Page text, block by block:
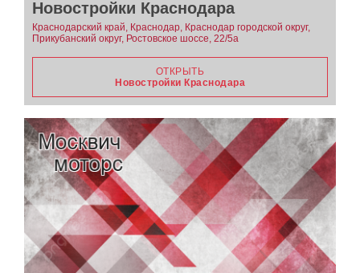
Новостройки Краснодара
Краснодарский край, Краснодар, Краснодар городской округ,
Прикубанский округ, Ростовское шоссе, 22/5а
ОТКРЫТЬ
Новостройки Краснодара